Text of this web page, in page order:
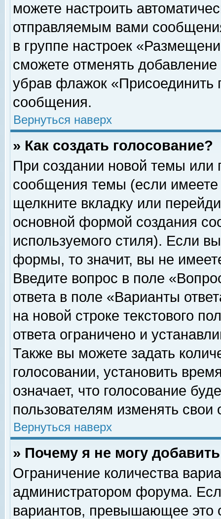
можете настроить
отправляемым вами
в группе настроек
сможете отменять
убрав флажок «Присоединить
сообщения.
Вернуться наверх
» Как создать голосование?
При создании новой темы или
сообщения темы (если
щелкните вкладку или
основной формой создания
используемого стиля). Если
формы, то значит, вы не
Введите вопрос в поле
ответа в поле «Варианты
на новой строке текстового
ответа ограничено и
Также вы можете задать
голосовании, установить
означает, что голосование
пользователям изменять свои
Вернуться наверх
» Почему я не могу
Ограничение количества
администратором форума.
вариантов, превышающее это